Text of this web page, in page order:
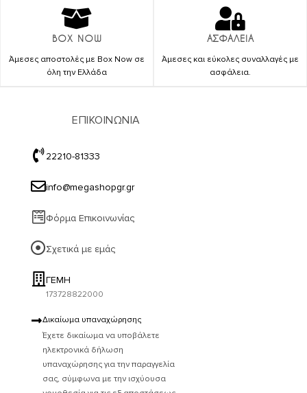
BOX NOW
Άμεσες αποστολές με Box Now σε
όλη την Ελλάδα
ΑΣΦΑΛΕΙΑ
Άμεσες και εύκολες συναλλαγές με
ασφάλεια.
ΕΠΙΚΟΙΝΩΝΙΑ
22210-81333
info@megashopgr.gr
Φόρμα Επικοινωνίας
Σχετικά με εμάς
ΓΕΜΗ
173728822000
Δικαίωμα υπαναχώρησης
Έχετε δικαίωμα να υποβάλετε
ηλεκτρονικά δήλωση
υπαναχώρησης για την παραγγελία
σας, σύμφωνα με την ισχύουσα